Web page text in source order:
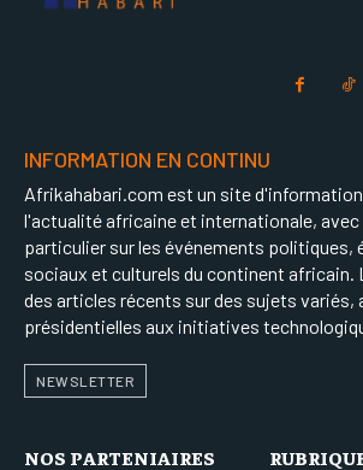
INFORMATION EN CONTINU
Afrikahabari.com est un site
l'actualité africaine et internationale, avec
particulier sur les événements politiques,
sociaux et culturels du continent africain.
des articles récents sur des sujets variés,
présidentielles aux initiatives
NEWSLETTER
NOS PARTENIAIRES